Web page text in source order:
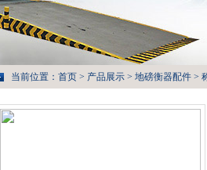
当前位置： 首页 > 产品展示 > 地磅衡器配件 >